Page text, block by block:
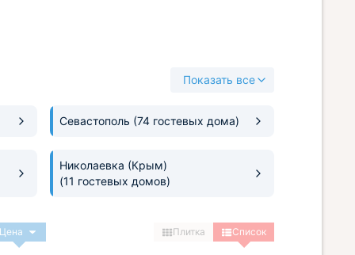
Показать все
Севастополь (74 гостевых дома)
Николаевка (Крым)
(11 гостевых домов)
Цена Плитка Список